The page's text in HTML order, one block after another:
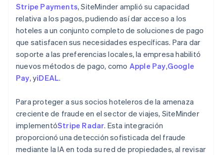
Stripe Payments, SiteMinder amplió su capacidad
relativa a los pagos, pudiendo así dar acceso a los
hoteles a un conjunto completo de soluciones de pago
que satisfacen sus necesidades específicas. Para dar
soporte a las preferencias locales, la empresa habilitó
nuevos métodos de pago, como Apple Pay,Google
Pay, yiDEAL.
Para proteger a sus socios hoteleros de la amenaza
creciente de fraude en el sector de viajes, SiteMinder
implementóStripe Radar. Esta integración
proporcionó una detección sofisticada del fraude
mediante la IA en toda su red de propiedades, al revisar